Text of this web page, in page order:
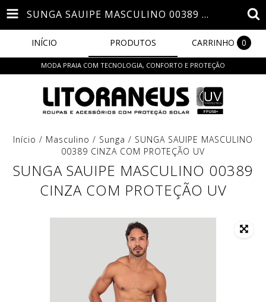
SUNGA SAUIPE MASCULINO 00389 CINZA COM PROTEÇÃO UV
INÍCIO PRODUTOS CARRINHO 0
MODA PRAIA COM TECNOLOGIA, CONFORTO E PROTEÇÃO
Início / Masculino / Sunga / SUNGA SAUIPE MASCULINO
00389 CINZA COM PROTEÇÃO UV
SUNGA SAUIPE MASCULINO 00389
CINZA COM PROTEÇÃO UV